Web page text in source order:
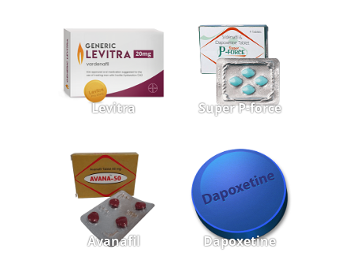
Levitra Super P-force
Avanafil Dapoxetine